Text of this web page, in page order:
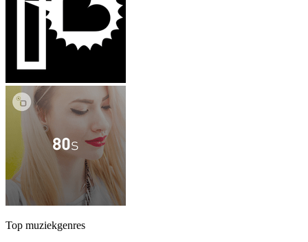
Top muziekgenres